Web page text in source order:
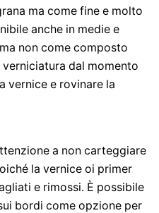
ma come fine e molto
anche in medie e
non come composto
dal momento
vernice e rovinare la
a non carteggiare
la vernice oi primer
e rimossi. È possibile
bordi come opzione per